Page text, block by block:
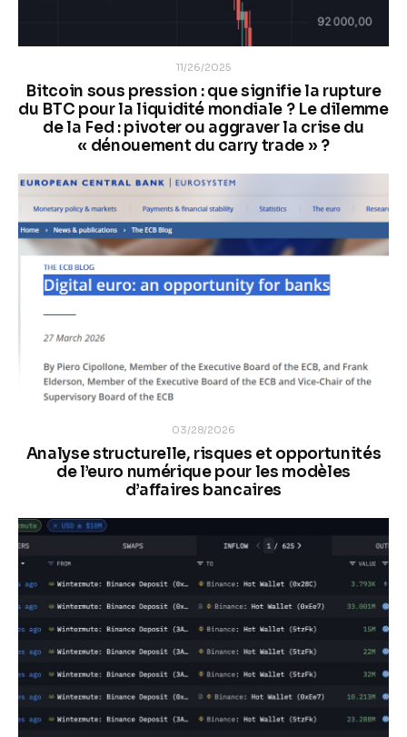
11/26/2025
Bitcoin sous pression : que signifie la rupture
du BTC pour la liquidité mondiale ? Le dilemme
de la Fed : pivoter ou aggraver la crise du
« dénouement du carry trade » ?
03/28/2026
Analyse structurelle, risques et opportunités
de l’euro numérique pour les modèles
d’affaires bancaires